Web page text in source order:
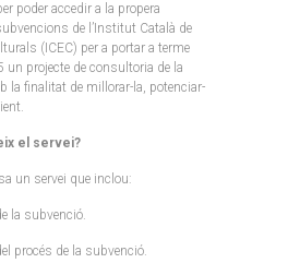
poder accedir a la propera
de l’Institut Català de
(ICEC) per a portar a terme
un projecte de consultoria de la
la finalitat de millorar-la, potenciar-
el servei?
un servei que inclou:
la subvenció.
procés de la subvenció.